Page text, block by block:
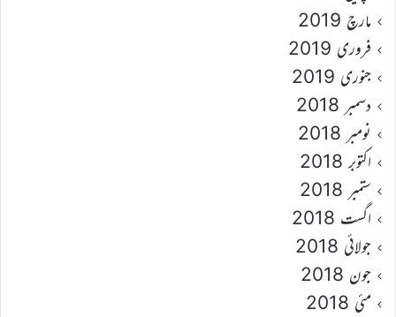
مارچ 2019
فروری 2019
جنوری 2019
دسمبر 2018
نومبر 2018
اکتوبر 2018
ستمبر 2018
اگست 2018
جولائی 2018
جون 2018
مئی 2018